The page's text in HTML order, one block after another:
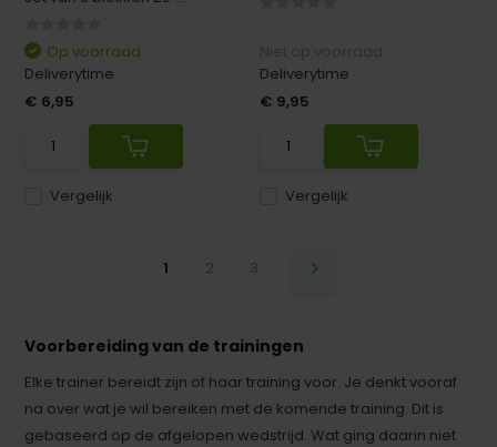
Vergelijk
Op voorraad
Deliverytime
€ 6,95
Vergelijk
Deliverytime
€ 9,95
1 2 3
Voorbereiding van de trainingen
Elke trainer bereidt zijn of haar training voor. Je denkt vooraf
na over wat je wil bereiken met de komende training. Dit is
gebaseerd op de afgelopen wedstrijd. Wat ging daarin niet